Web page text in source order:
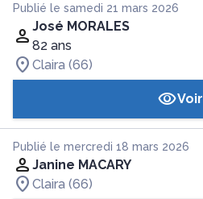
Publié le samedi 21 mars 2026
José MORALES
82 ans
Claira (66)
Voir
Publié le mercredi 18 mars 2026
Janine MACARY
Claira (66)